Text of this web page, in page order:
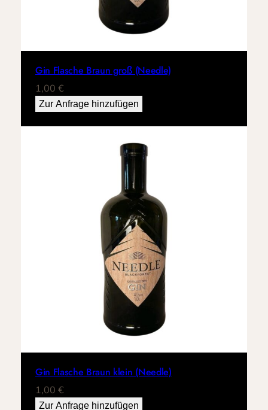
Gin Flasche Braun groß (Needle)
1,00 €
Zur Anfrage hinzufügen
Gin Flasche Braun klein (Needle)
1,00 €
Zur Anfrage hinzufügen